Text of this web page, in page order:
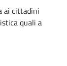
ai cittadini
quali a